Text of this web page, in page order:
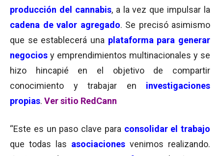
producción del cannabis, a la vez que impulsar la
cadena de valor agregado. Se precisó asimismo
que se establecerá una plataforma para generar
negocios y emprendimientos multinacionales y se
hizo hincapié en el objetivo de compartir
conocimiento y trabajar en investigaciones
propias. Ver sitio RedCann
“Este es un paso clave para consolidar el trabajo
que todas las asociaciones venimos realizando.